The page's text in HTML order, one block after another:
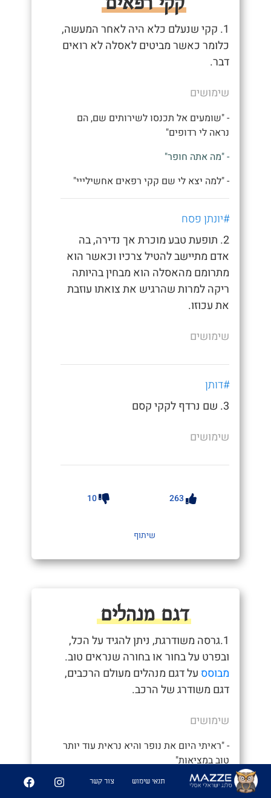
1. קקי שנעלם כלא היה לאחר המעשה,
כלומר כאשר מביטים לאסלה לא רואים
דבר.
שימושים
- "שומעים אל תכנסו לשירותים שם, הם
נראה לי רדופים"
- "מה אתה חופר"
- "למה יצא לי שם קקי רפאים אחשילייי"
#יונתן פסח
2. תופעת טבע מוכרת אך נדירה, בה
אדם מתיישב להטיל צרכיו וכאשר הוא
מתרומם מהאסלה הוא מבחין בהיותה
ריקה למרות שהרגיש את צואתו עוזבת
את עכוזו.
שימושים
#דותן
3. שם נרדף לקקי קסם
שימושים
263
10
שיתוף
דגם מנהלים
1.גרסה משודרגת, ניתן להגיד על הכל,
ובפרט על בחור או בחורה שנראים טוב.
מבוסס על דגם מנהלים מעולם הרכבים,
דגם משודרג של הרכב.
שימושים
- "ראיתי היום את נופר והיא נראית עוד יותר
טוב במציאות"
- "חכה שתראה את אחותה, זאת דגם
תנאי שימוש צור קשר